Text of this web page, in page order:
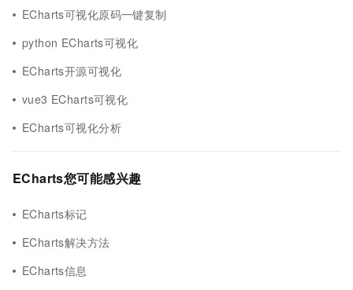
ECharts可视化原码一键复制
python ECharts可视化
ECharts开源可视化
vue3 ECharts可视化
ECharts可视化分析
ECharts您可能感兴趣
ECharts标记
ECharts解决方法
ECharts信息